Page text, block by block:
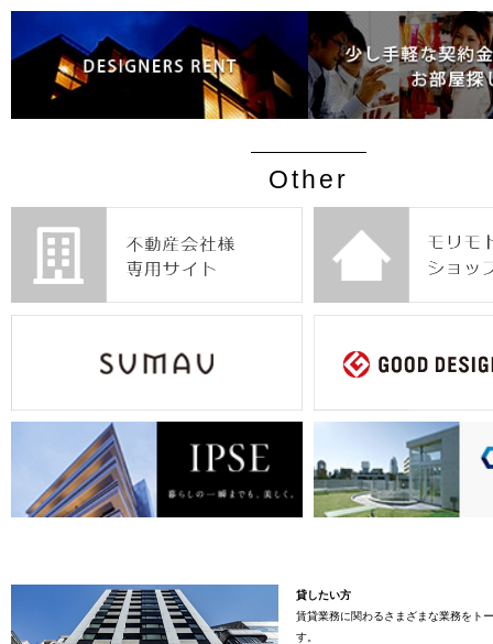
Other
貸したい方
賃貸業務に関わるさまざまな業務をト
す。